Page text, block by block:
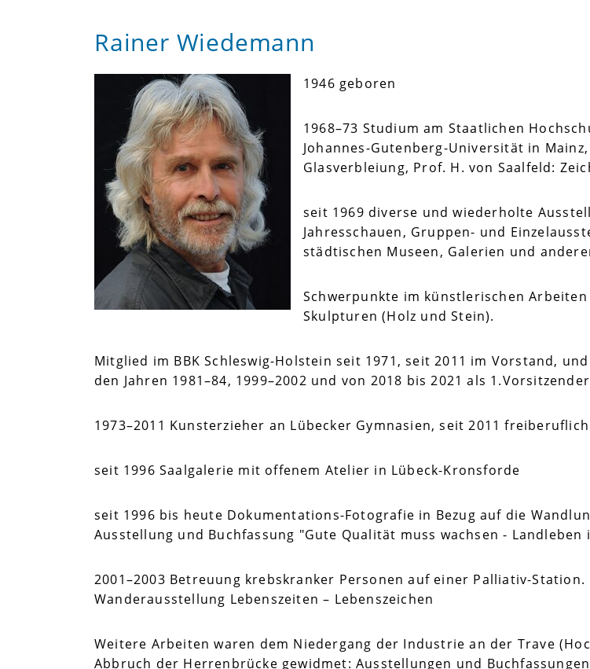
Rainer Wiedemann
1946 geboren
1968–73 Studium am Staatlichen
Johannes-Gutenberg-Universität in
Glasverbleiung, Prof. H. von Saalfeld:
seit 1969 diverse und wiederholte
Jahresschauen, Gruppen- und
städtischen Museen, Galerien und
Schwerpunkte im künstlerischen
Skulpturen (Holz und Stein).
Mitglied im BBK Schleswig-Holstein seit 1971, seit 2011 im Vorstand,
den Jahren 1981–84, 1999–2002 und von 2018 bis 2021 als
1973–2011 Kunsterzieher an Lübecker Gymnasien, seit 2011
seit 1996 Saalgalerie mit offenem Atelier in Lübeck-Kronsforde
seit 1996 bis heute Dokumentations-Fotografie in Bezug auf die
Ausstellung und Buchfassung "Gute Qualität muss wachsen -
2001–2003 Betreuung krebskranker Personen auf einer Palliativ-
Wanderausstellung Lebenszeiten – Lebenszeichen
Weitere Arbeiten waren dem Niedergang der Industrie an der Trave
Abbruch der Herrenbrücke gewidmet: Ausstellungen und